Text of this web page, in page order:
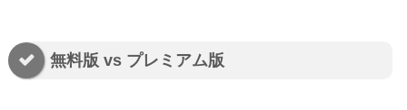
無料版 vs プレミアム版